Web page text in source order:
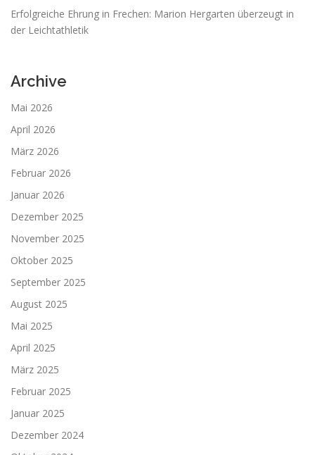
Erfolgreiche Ehrung in Frechen: Marion Hergarten überzeugt in
der Leichtathletik
Archive
Mai 2026
April 2026
März 2026
Februar 2026
Januar 2026
Dezember 2025
November 2025
Oktober 2025
September 2025
August 2025
Mai 2025
April 2025
März 2025
Februar 2025
Januar 2025
Dezember 2024